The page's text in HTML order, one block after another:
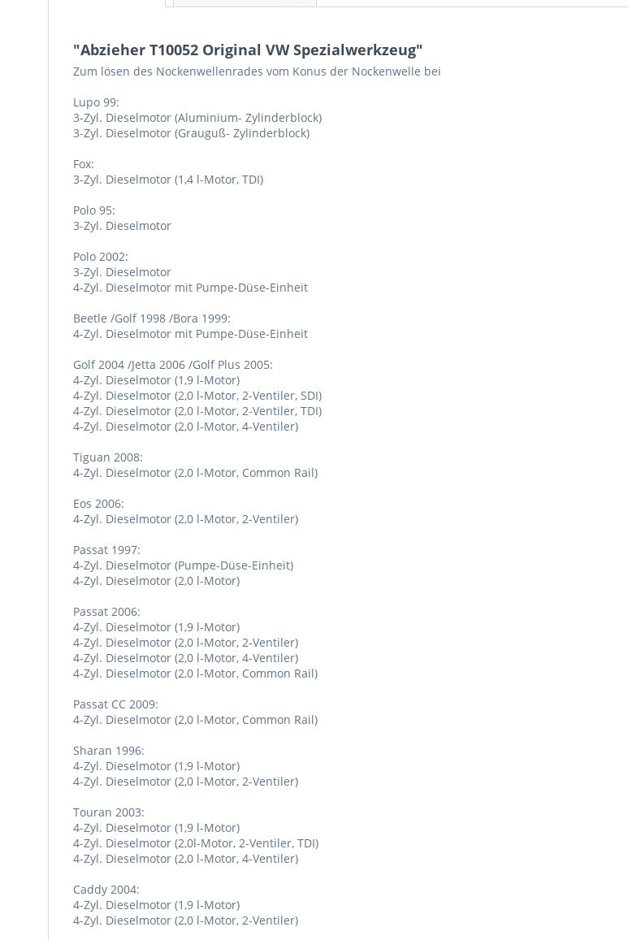
"Abzieher T10052 Original VW Spezialwerkzeug"
Zum lösen des Nockenwellenrades vom Konus der Nockenwelle bei
Lupo 99:
3-Zyl. Dieselmotor (Aluminium- Zylinderblock)
3-Zyl. Dieselmotor (Grauguß- Zylinderblock)
Fox:
3-Zyl. Dieselmotor (1,4 l-Motor, TDI)
Polo 95:
3-Zyl. Dieselmotor
Polo 2002:
3-Zyl. Dieselmotor
4-Zyl. Dieselmotor mit Pumpe-Düse-Einheit
Beetle /Golf 1998 /Bora 1999:
4-Zyl. Dieselmotor mit Pumpe-Düse-Einheit
Golf 2004 /Jetta 2006 /Golf Plus 2005:
4-Zyl. Dieselmotor (1,9 l-Motor)
4-Zyl. Dieselmotor (2,0 l-Motor, 2-Ventiler, SDI)
4-Zyl. Dieselmotor (2,0 l-Motor, 2-Ventiler, TDI)
4-Zyl. Dieselmotor (2,0 l-Motor, 4-Ventiler)
Tiguan 2008:
4-Zyl. Dieselmotor (2,0 l-Motor, Common Rail)
Eos 2006:
4-Zyl. Dieselmotor (2,0 l-Motor, 2-Ventiler)
Passat 1997:
4-Zyl. Dieselmotor (Pumpe-Düse-Einheit)
4-Zyl. Dieselmotor (2,0 l-Motor)
Passat 2006:
4-Zyl. Dieselmotor (1,9 l-Motor)
4-Zyl. Dieselmotor (2,0 l-Motor, 2-Ventiler)
4-Zyl. Dieselmotor (2,0 l-Motor, 4-Ventiler)
4-Zyl. Dieselmotor (2,0 l-Motor, Common Rail)
Passat CC 2009:
4-Zyl. Dieselmotor (2,0 l-Motor, Common Rail)
Sharan 1996:
4-Zyl. Dieselmotor (1,9 l-Motor)
4-Zyl. Dieselmotor (2,0 l-Motor, 2-Ventiler)
Touran 2003:
4-Zyl. Dieselmotor (1,9 l-Motor)
4-Zyl. Dieselmotor (2,0l-Motor, 2-Ventiler, TDI)
4-Zyl. Dieselmotor (2,0 l-Motor, 4-Ventiler)
Caddy 2004:
4-Zyl. Dieselmotor (1,9 l-Motor)
4-Zyl. Dieselmotor (2,0 l-Motor, 2-Ventiler)